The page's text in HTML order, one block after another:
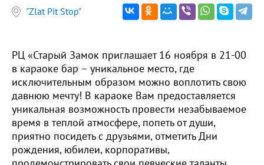
"Zlat Pit Stop"
РЦ «Старый Замок приглашает 16 ноября в 21-00
в караоке бар – уникальное место, где
исключительным образом можно воплотить свою
давнюю мечту! В караоке Вам предоставляется
уникальная возможность провести незабываемое
время в теплой атмосфере, попеть от души,
приятно посидеть с друзьями, отметить Дни
рождения, юбилеи, корпоративы,